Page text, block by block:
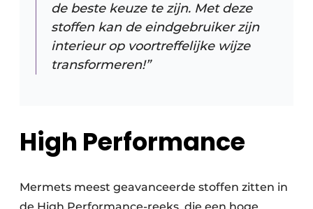
de beste keuze te zijn. Met deze
stoffen kan de eindgebruiker zijn
interieur op voortreffelijke wijze
transformeren!”
High Performance
Mermets meest geavanceerde stoffen zitten in